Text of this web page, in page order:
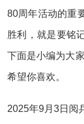
80周年活动的重
胜利，就是要铭
下面是小编为大
希望你喜欢。
2025年9月3日阅